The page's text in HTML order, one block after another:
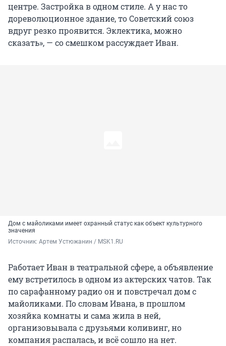
центре. Застройка в одном стиле. А у нас то
дореволюционное здание, то Советский союз
вдруг резко проявится. Эклектика, можно
сказать», — со смешком рассуждает Иван.
Дом с майоликами имеет охранный статус как объект культурного
значения
Источник: Артем Устюжанин / MSK1.RU
Работает Иван в театральной сфере, а объявление
ему встретилось в одном из актерских чатов. Так
по сарафанному радио он и повстречал дом с
майоликами. По словам Ивана, в прошлом
хозяйка комнаты и сама жила в ней,
организовывала с друзьями коливинг, но
компания распалась, и всё сошло на нет.